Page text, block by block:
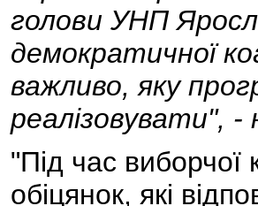
голови УНП
демократичної
важливо, яку
реалізовувати", -
"Під час
обіцянок, які